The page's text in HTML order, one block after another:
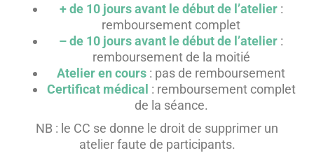
+ de 10 jours avant le débutde l’atelier:
remboursement complet
– de 10 jours avant le début de l’atelier :
remboursement de la moitié
Atelier en cours : pas de remboursement
Certificat médical : remboursement complet
de la séance.
NB : le CC se donne le droit de supprimer un
atelier faute de participants.